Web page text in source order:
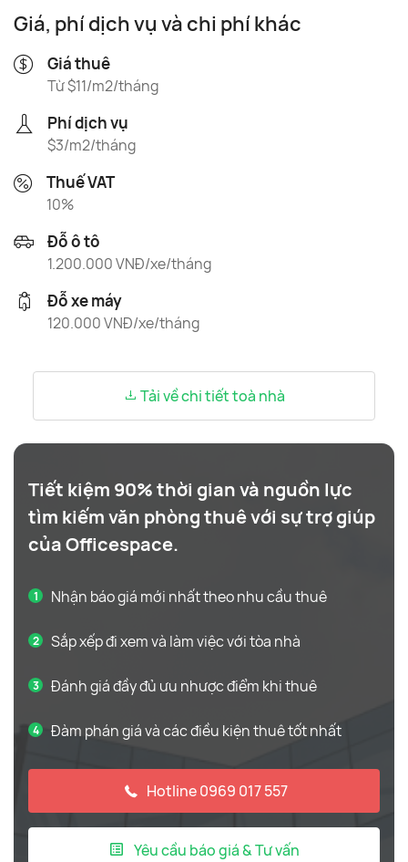
Giá, phí dịch vụ và chi phí khác
Giá thuê
Từ $11/m2/tháng
Phí dịch vụ
$3/m2/tháng
Thuế VAT
10%
Đỗ ô tô
1.200.000 VNĐ/xe/tháng
Đỗ xe máy
120.000 VNĐ/xe/tháng
Tải về chi tiết toà nhà
Tiết kiệm 90% thời gian và nguồn lực
tìm kiếm văn phòng thuê với sự trợ giúp
của Officespace.
Nhận báo giá mới nhất theo nhu cầu thuê
Sắp xếp đi xem và làm việc với tòa nhà
Đánh giá đầy đủ ưu nhược điểm khi thuê
Đàm phán giá và các điều kiện thuê tốt nhất
Hotline 0969 017 557
Yêu cầu báo giá & Tư vấn